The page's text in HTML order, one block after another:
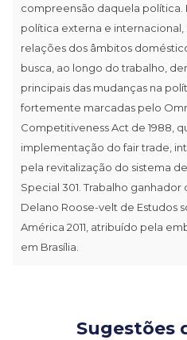
compreensão daquela política.
política externa e
relações dos âmbitos
busca, ao longo do trabalho,
principais das mudanças na
forte­mente marcadas pelo
Competitiveness Act de 1988,
implementação do fair trade,
pela revitalização do sistema
Special 301. Trabalho
Delano Roose-velt de Estudos
América 2011, atribuí­do pela
em Brasília.
Sugestões